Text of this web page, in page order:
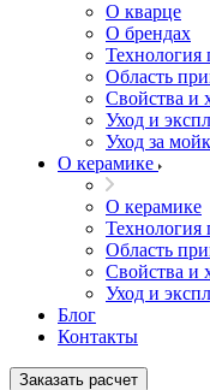
О кварце
О брендах
Технология
Область
Свойства и
Уход и
Уход за
О керамике
О керамике
Технология
Область
Свойства и
Уход и
Блог
Контакты
Заказать расчет